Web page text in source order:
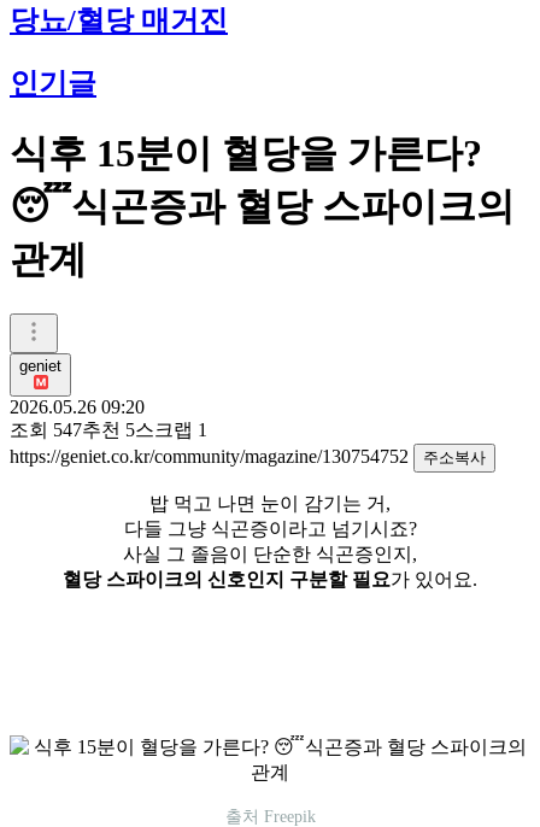
당뇨/혈당 매거진
인기글
식후 15분이 혈당을 가른다?
😴식곤증과 혈당 스파이크의
관계
geniet
2026.05.26 09:20
조회 547추천 5스크랩 1
https://geniet.co.kr/community/magazine/130754752
주소복사
밥 먹고 나면 눈이 감기는 거,
다들 그냥 식곤증이라고 넘기시죠?
사실 그 졸음이 단순한 식곤증인지,
혈당 스파이크의 신호인지 구분할 필요가 있어요.
출처 Freepik